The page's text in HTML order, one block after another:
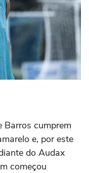
Barros cumprem
e, por este
do Audax
começou